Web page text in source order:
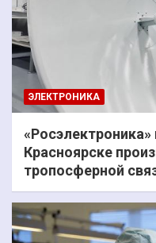
ЭЛЕКТРОНИКА
Красноярске
тропосферной